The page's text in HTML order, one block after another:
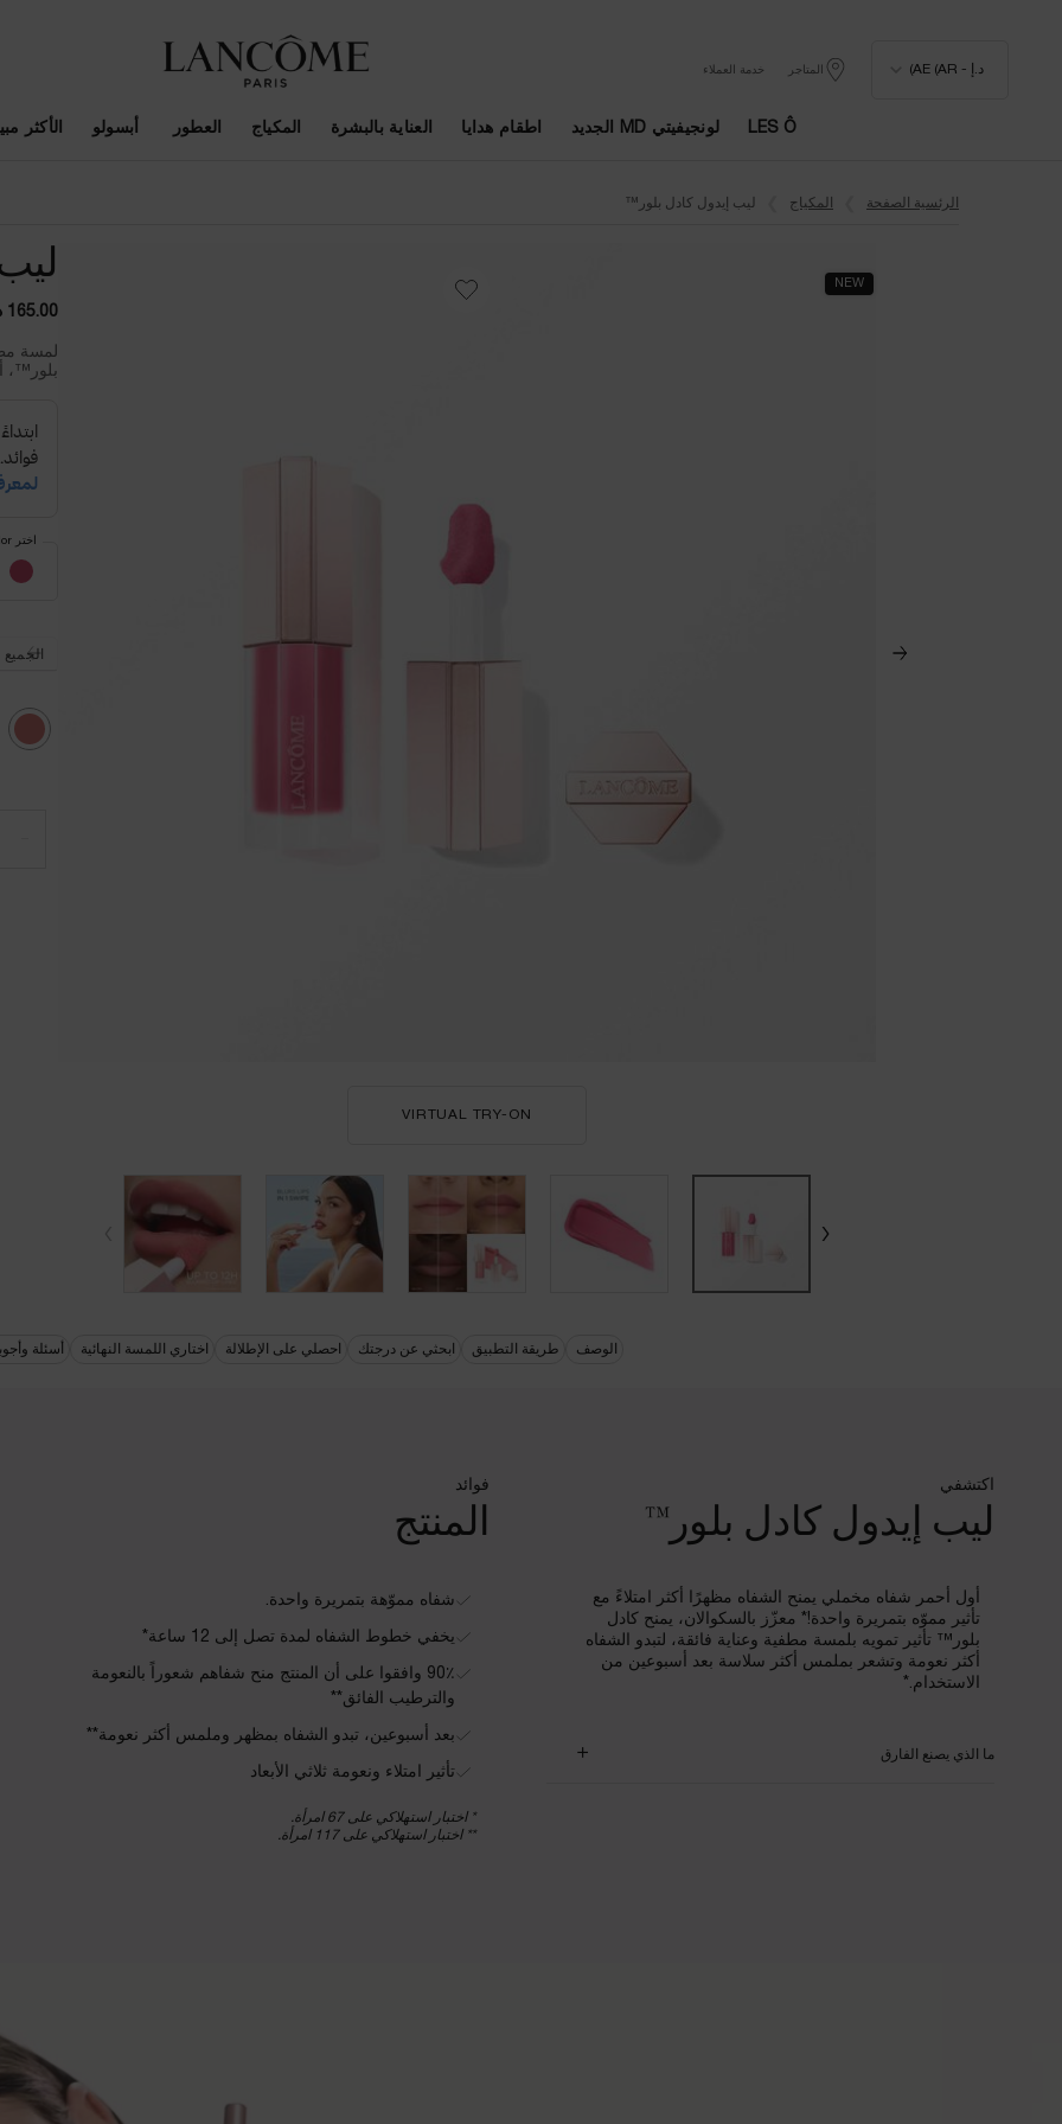
د.إ - AE (AR) المتاجر خدمة العملاء
LES Ô لونجيفيتي MD الجديد اطقام هدايا العناية بالبشرة المكياج العطور أبسولو الأكثر
الرئسية الصفحة المكياج ليب إيدول كادل بلور™
165.00 د.إ
لمسة
بلور™،
NEW
VIRTUAL TRY-ONليب إيدول كادل بلور™
اختر Color
الجميع
21-BLUSHING BLANKET, 1 of 2
الوصف طريقة التطبيق ابحثي عن درجتك احصلي على الإطلالة اختاري اللمسة النهائية أسئلة
اكتشفي
ليب إيدول كادل بلور™
أول أحمر شفاه مخملي يمنح الشفاه مظهرًا أكثر امتلاءً مع
تأثير مموّه بتمريرة واحدة!* معزّز بالسكوالان، يمنح كادل
بلور™ تأثير تمويه بلمسة مطفية وعناية فائقة، لتبدو الشفاه
أكثر نعومة وتشعر بملمس أكثر سلاسة بعد أسبوعين من
الاستخدام.*
ما الذي يصنع الفارق
فوائد
المنتج
شفاه مموّهة بتمريرة واحدة.
يخفي خطوط الشفاه لمدة تصل إلى 12 ساعة*
90٪ وافقوا على أن المنتج منح شفاهم شعوراً بالنعومة
والترطيب الفائق**
بعد أسبوعين، تبدو الشفاه بمظهر وملمس أكثر نعومة**
تأثير امتلاء ونعومة ثلاثي الأبعاد
* اختبار استهلاكي على 67 امرأة.
** اختبار استهلاكي على 117 امرأة.